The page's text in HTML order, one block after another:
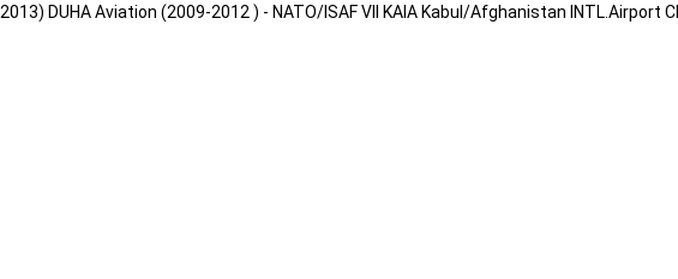
2013) DUHA Aviation (2009-2012 ) - NATO/ISAF VII KAIA Kabul/Afghanistan INTL.Airport